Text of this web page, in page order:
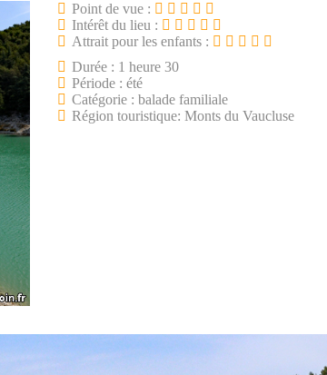
Point de vue :
Intérêt du lieu :
Attrait pour les enfants :
Durée : 1 heure 30
Période : été
Catégorie : balade familiale
Région touristique: Monts du Vaucluse